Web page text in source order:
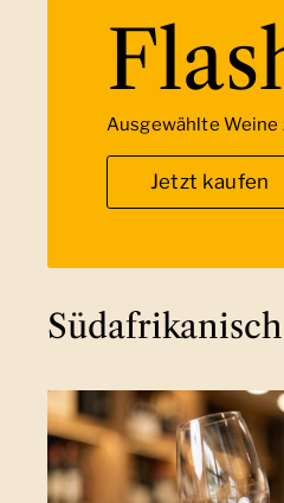
Ausgewählte Weine
Jetzt kaufen